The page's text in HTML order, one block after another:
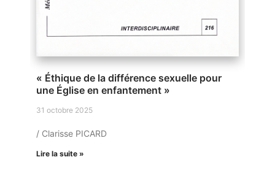
« Éthique de la différence sexuelle pour
une Église en enfantement »
31 octobre 2025
/ Clarisse PICARD
Lire la suite »